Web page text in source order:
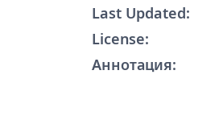
Last Updated:
License:
Аннотация: